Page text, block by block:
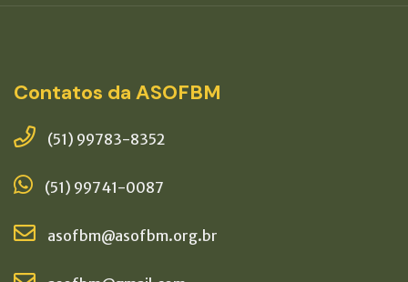
Contatos da ASOFBM
(51) 99783-8352
(51) 99741-0087
asofbm@asofbm.org.br